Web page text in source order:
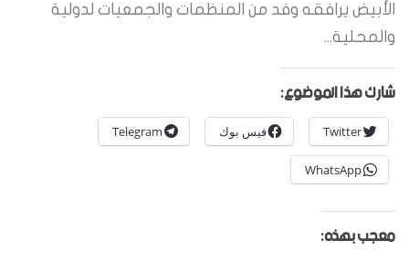
الأبيض يرافقه وفد من المنظمات والجمعيات لدولية
والمحلية...
شارك هذا الموضوع:
Twitter فيس بوك Telegram
WhatsApp
معجب بهذه: